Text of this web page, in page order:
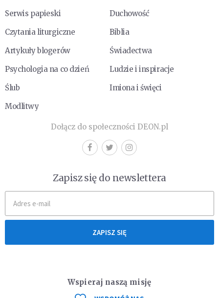
Serwis papieski
Duchowość
Czytania liturgiczne
Biblia
Artykuły blogerów
Świadectwa
Psychologia na co dzień
Ludzie i inspiracje
Ślub
Imiona i święci
Modlitwy
Dołącz do społeczności DEON.pl
Zapisz się do newslettera
ZAPISZ SIĘ
Wspieraj naszą misję